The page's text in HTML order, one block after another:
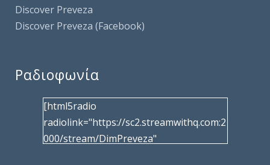
Discover Preveza
Discover Preveza (Facebook)
Ραδιοφωνία
[html5radio
radiolink="https://sc2.streamwithq.com:2
000/stream/DimPreveza"